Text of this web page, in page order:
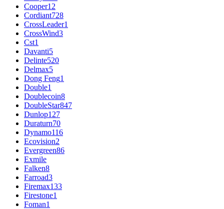
Cooper12
Cordiant728
CrossLeader1
CrossWind3
Cst1
Davanti5
Delinte520
Delmax5
Dong Feng1
Double1
Doublecoin8
DoubleStar847
Dunlop127
Duraturn70
Dynamo116
Ecovision2
Evergreen86
Exmile
Falken8
Farroad3
Firemax133
Firestone1
Foman1